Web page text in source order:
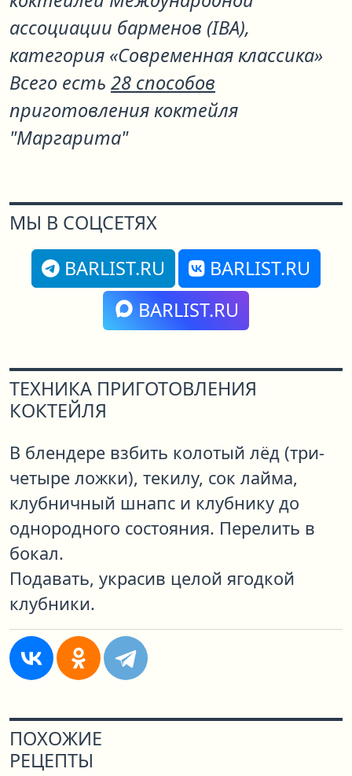
ассоциации барменов (IBA),
категория «Современная классика»
Всего есть 28 способов
приготовления коктейля
"Маргарита"
МЫ В СОЦСЕТЯХ
BARLIST.RU
BARLIST.RU
BARLIST.RU
ТЕХНИКА ПРИГОТОВЛЕНИЯ
КОКТЕЙЛЯ
В блендере взбить колотый лёд (три-
четыре ложки), текилу, сок лайма,
клубничный шнапс и клубнику до
однородного состояния. Перелить в
бокал.
Подавать, украсив целой ягодкой
клубники.
ПОХОЖИЕ
РЕЦЕПТЫ